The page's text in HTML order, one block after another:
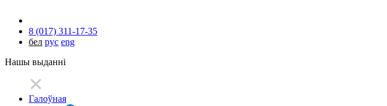
8 (017) 311-17-35
бел рус eng
Нашы выданні
Галоўная